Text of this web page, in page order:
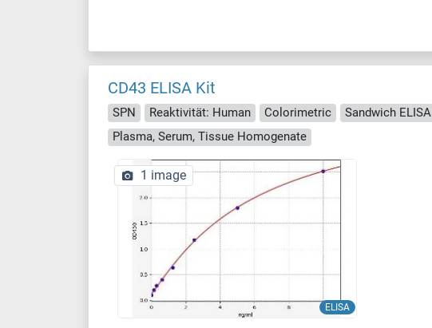
CD43 ELISA Kit
SPN Reaktivität: Human Colorimetric Sandwich ELISA
Plasma, Serum, Tissue Homogenate
ELISA
1 image